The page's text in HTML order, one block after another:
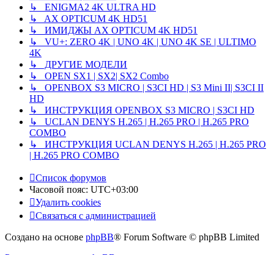
↳ ENIGMA2 4K ULTRA HD
↳ AX OPTICUM 4K HD51
↳ ИМИДЖЫ AX OPTICUM 4K HD51
↳ VU+: ZERO 4K | UNO 4K | UNO 4K SE | ULTIMO
4K
↳ ДРУГИЕ МОДЕЛИ
↳ OPEN SX1 | SX2| SX2 Combo
↳ OPENBOX S3 MICRO | S3CI HD | S3 Mini II| S3CI II
HD
↳ ИНСТРУКЦИЯ OPENBOX S3 MICRO | S3CI HD
↳ UCLAN DENYS H.265 | H.265 PRO | H.265 PRO
COMBO
↳ ИНСТРУКЦИЯ UCLAN DENYS H.265 | H.265 PRO
| H.265 PRO COMBO
Список форумов
Часовой пояс: UTC+03:00
Удалить cookies
Связаться с администрацией
Создано на основе phpBB® Forum Software © phpBB Limited